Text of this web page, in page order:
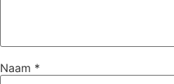
Naam *